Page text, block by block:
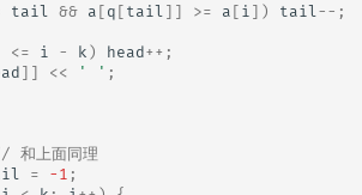
tail && a [ q [ tail ]] >= a [ i ]) tail -- ;
<= i - k ) head++ ;
]] << ' ' ;
和上面同理
= -1 ;